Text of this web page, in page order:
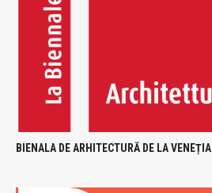
BIENALA DE ARHITECTURĂ DE LA VENEȚIA